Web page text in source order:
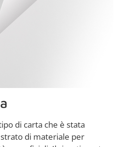
di carta che è stata
di materiale per